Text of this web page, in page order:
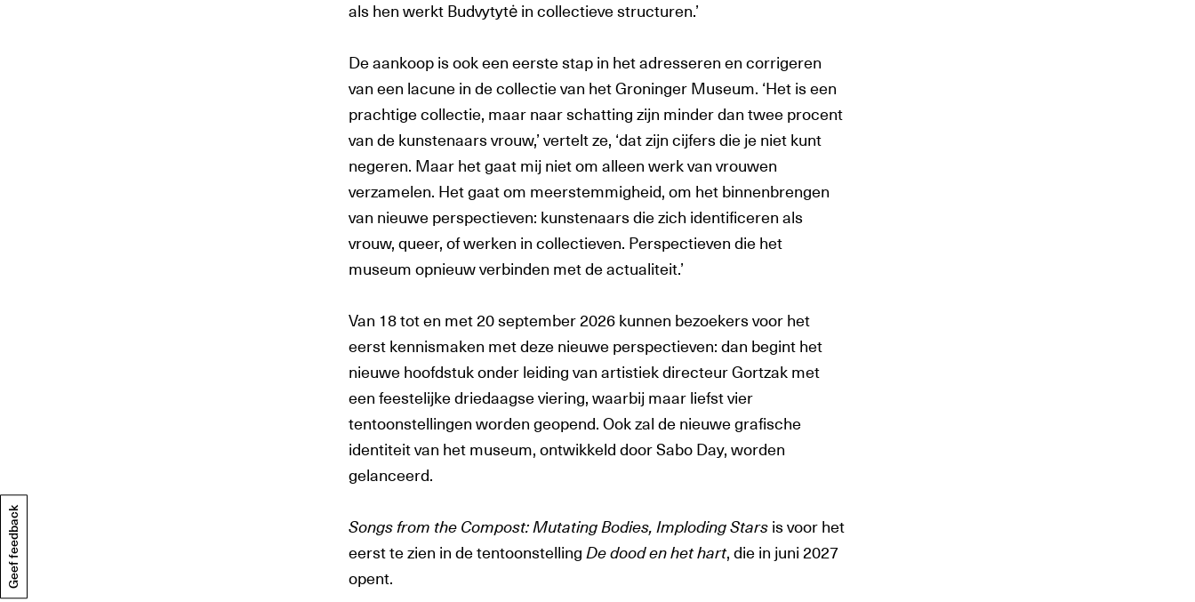
als hen werkt Budvytytė in collectieve structuren.’
De aankoop is ook een eerste stap in het adresseren en corrigeren
van een lacune in de collectie van het Groninger Museum. ‘Het is een
prachtige collectie, maar naar schatting zijn minder dan twee procent
van de kunstenaars vrouw,’ vertelt ze, ‘dat zijn cijfers die je niet kunt
negeren. Maar het gaat mij niet om alleen werk van vrouwen
verzamelen. Het gaat om meerstemmigheid, om het binnenbrengen
van nieuwe perspectieven: kunstenaars die zich identificeren als
vrouw, queer, of werken in collectieven. Perspectieven die het
museum opnieuw verbinden met de actualiteit.’
Van 18 tot en met 20 september 2026 kunnen bezoekers voor het
eerst kennismaken met deze nieuwe perspectieven: dan begint het
nieuwe hoofdstuk onder leiding van artistiek directeur Gortzak met
een feestelijke driedaagse viering, waarbij maar liefst vier
tentoonstellingen worden geopend. Ook zal de nieuwe grafische
identiteit van het museum, ontwikkeld door Sabo Day, worden
gelanceerd.
Songs from the Compost: Mutating Bodies, Imploding Stars is voor het
eerst te zien in de tentoonstelling De dood en het hart, die in juni 2027
opent.
Geef feedback